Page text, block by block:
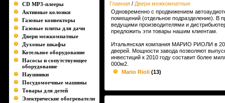
CD MP3-плееры
Активные колонки
Газовые конвекторы
Газовые плиты для дачи
Двери межкомнатные
Духовые шкафы
Котельное оборудование
Насосы и сопутствующее
оборудование
Наушники
Посудомоечные машины
Товары для детей
Электрические обогреватели
Главная / Двери межкомнатные
Одновременно с продвижением
помещений (отдельное подразделение). В
ведущими производителями и
предложить эти товары нашим клиентам.
Итальянская компания МАРИО РИОЛИ в
дверей. Мощности завода позволяют
инвестиций к 2010 году составит более
000м2.
Mario Rioli (13)